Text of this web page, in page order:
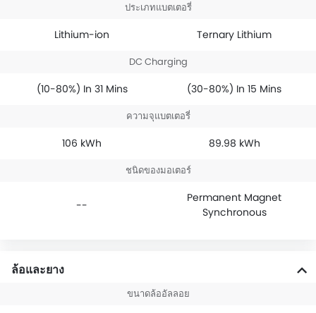
ประเภทแบตเตอรี่
Lithium-ion Ternary Lithium
DC Charging
(10-80%) In 31 Mins (30-80%) In 15 Mins
ความจุแบตเตอรี่
106 kWh 89.98 kWh
ชนิดของมอเตอร์
--
Permanent Magnet
Synchronous
ล้อและยาง
ขนาดล้ออัลลอย